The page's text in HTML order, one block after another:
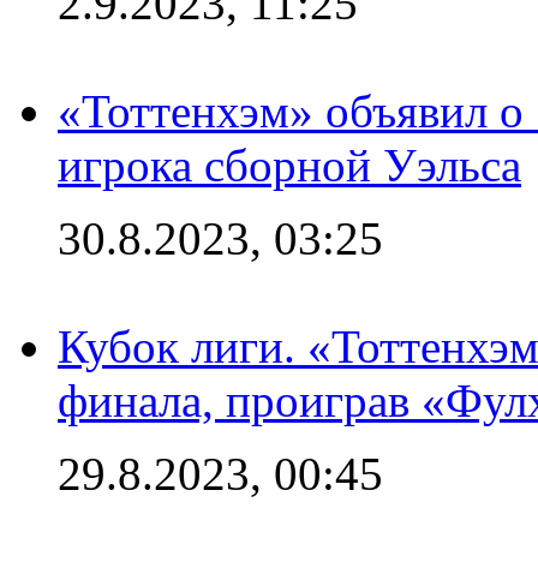
«Тоттенхэм» объявил
игрока сборной Уэльса
30.8.2023, 03:25
Кубок лиги.
финала, проиграв
29.8.2023, 00:45